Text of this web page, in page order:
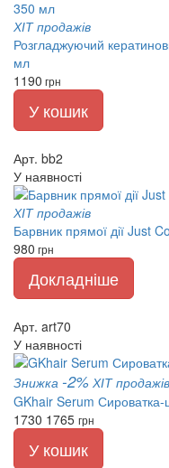
ХІТ продажів
Розгладжуючий
мл
1190 грн
У кошик
Арт. bb2
У наявності
ХІТ продажів
Барвник прямої дії Just
980 грн
Докладніше
Арт. art70
У наявності
Знижка -2% ХІТ продажів
GKhair Serum Сироватка-
1730 1765 грн
У кошик